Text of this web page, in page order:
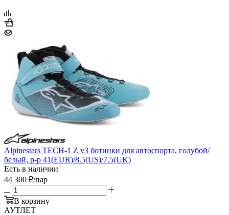
Alpinestars TECH-1 Z v3 ботинки для автоспорта, голубой/
белый, р-р 41(EUR)/8.5(US)/7.5(UK)
Есть в наличии
44 300 ₽/пар
В корзину
АУТЛЕТ